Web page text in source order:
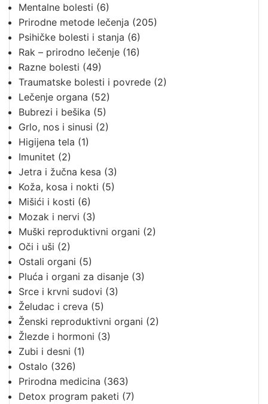
Mentalne bolesti (6)
Prirodne metode lečenja (205)
Psihičke bolesti i stanja (6)
Rak – prirodno lečenje (16)
Razne bolesti (49)
Traumatske bolesti i povrede (2)
Lečenje organa (52)
Bubrezi i bešika (5)
Grlo, nos i sinusi (2)
Higijena tela (1)
Imunitet (2)
Jetra i žučna kesa (3)
Koža, kosa i nokti (5)
Mišići i kosti (6)
Mozak i nervi (3)
Muški reproduktivni organi (2)
Oči i uši (2)
Ostali organi (5)
Pluća i organi za disanje (3)
Srce i krvni sudovi (3)
Želudac i creva (5)
Ženski reproduktivni organi (2)
Žlezde i hormoni (3)
Zubi i desni (1)
Ostalo (326)
Prirodna medicina (363)
Detox program paketi (7)